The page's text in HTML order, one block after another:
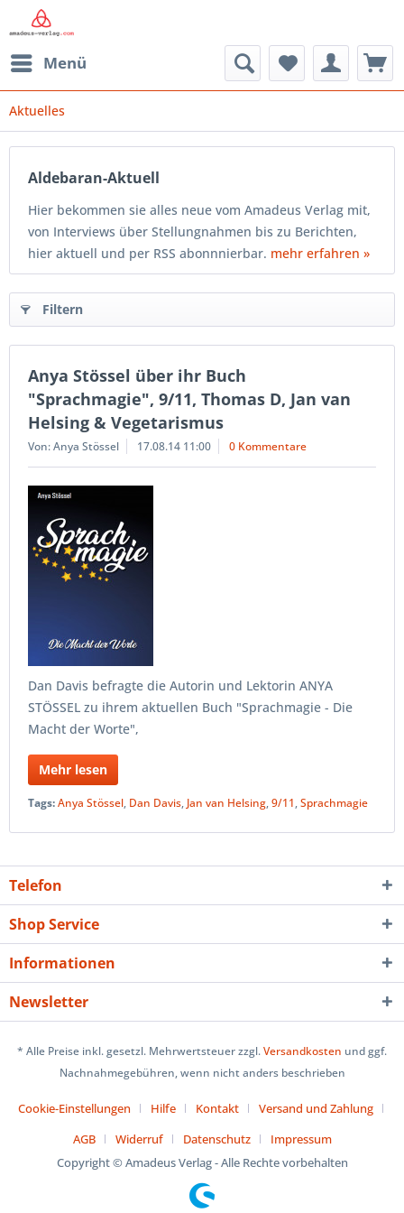
Menü
Aktuelles
Aldebaran-Aktuell
Hier bekommen sie alles neue vom Amadeus Verlag mit,
von Interviews über Stellungnahmen bis zu Berichten,
hier aktuell und per RSS abonnnierbar. mehr erfahren »
Filtern
Anya Stössel über ihr Buch
"Sprachmagie", 9/11, Thomas D, Jan van
Helsing & Vegetarismus
Von: Anya Stössel 17.08.14 11:00 0 Kommentare
Dan Davis befragte die Autorin und Lektorin ANYA
STÖSSEL zu ihrem aktuellen Buch "Sprachmagie - Die
Macht der Worte",
Mehr lesen
Tags:Anya Stössel, Dan Davis, Jan van Helsing,9/11,Sprachmagie
Telefon
Shop Service
Informationen
Newsletter
* Alle Preise inkl. gesetzl. Mehrwertsteuer zzgl.Versandkosten und ggf.
Nachnahmegebühren, wenn nicht anders beschrieben
Cookie-Einstellungen Hilfe Kontakt
Versand und Zahlung
AGB
Widerruf Datenschutz
Impressum
Copyright © Amadeus Verlag - Alle Rechte vorbehalten